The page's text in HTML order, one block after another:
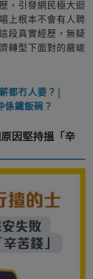
，引發網民極大迴
上根本不會有人聘
段真實經歷，無疑
轉型下面對的嚴峻
都冇人要？
係鐵飯碗？
因堅持搵「辛